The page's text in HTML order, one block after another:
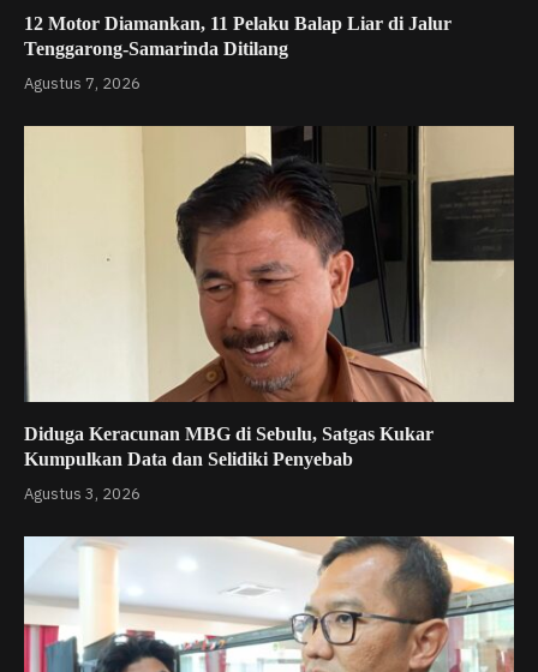
12 Motor Diamankan, 11 Pelaku Balap Liar di Jalur
Tenggarong-Samarinda Ditilang
Agustus 7, 2026
Diduga Keracunan MBG di Sebulu, Satgas Kukar
Kumpulkan Data dan Selidiki Penyebab
Agustus 3, 2026